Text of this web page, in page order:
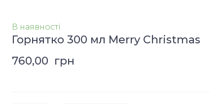
В наявності
Горнятко 300 мл Merry Christmas
760,00  грн